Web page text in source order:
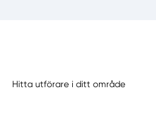
Hitta utförare i ditt område